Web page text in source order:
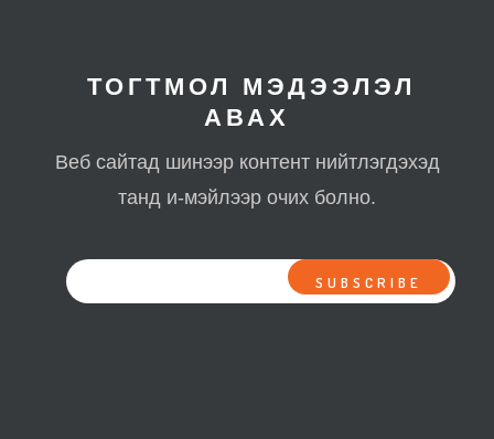
ТОГТМОЛ МЭДЭЭЛЭЛ
АВАХ
Веб сайтад шинээр контент нийтлэгдэхэд
танд и-мэйлээр очих болно.